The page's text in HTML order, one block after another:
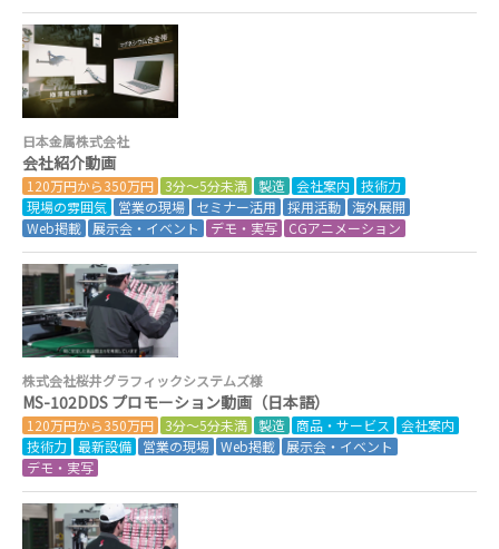
日本金属株式会社
会社紹介動画
120万円から350万円 3分～5分未満 製造 会社案内 技術力
現場の雰囲気
営業の現場 セミナー活用 採用活動 海外展開
Web掲載
展示会・イベント デモ・実写 CGアニメーション
株式会社桜井グラフィックシステムズ様
MS-102DDS プロモーション動画（日本語）
120万円から350万円 3分～5分未満 製造 商品・サービス
会社案内
技術力 最新設備 営業の現場 Web掲載
展示会・イベント
デモ・実写